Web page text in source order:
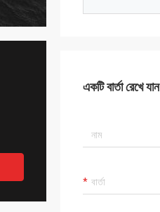
একটি বার্তা রেখে যান